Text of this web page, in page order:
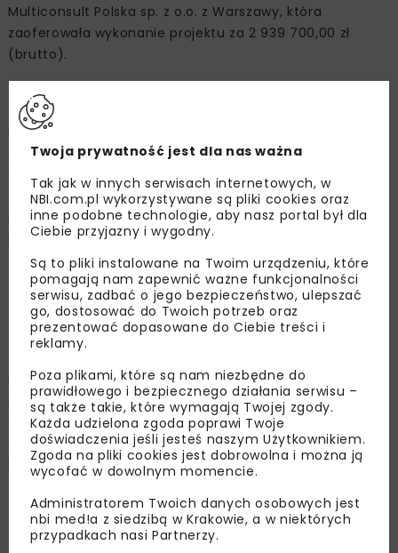
Multiconsult Polska sp. z o.o. z Warszawy, która
zaoferowała wykonanie projektu za 2 939 700,00 zł
(brutto).
Pierwsze postępowanie
Przetarg na zaprojektowanie i budowę obu części
obwodnicy Poręby i Zawiercia unieważniono, bowiem
ceny najkorzystniejszych ofert przewyższyły kwoty, które
zamierzaliśmy przeznaczyć na sfinansowanie
przedsięwzięcia. Ogłoszono nowe postępowania
przetargowe, oddzielnie dla odcinka I Siewierz –
Zawiercie i dla odcinka II m. Zawiercie (Kromołów –
Żerkowice). Podjęliśmy również decyzję o zmianie
formuły realizacji tych zadań.
Odcinek I
Realizowany jest w formule „Projektuj i buduj”. Umowa
na zaprojektowanie i wybudowanie tego odcinka
obwodnicy Poręby i Zawiercia podpisana została 23
grudnia 2019 r. To odcinek obwodnicy o długości 16,664
km, w ciągu DK78 biegnący przez Siewierz, Porębę do
Odcinek II
Twoja prywatność jest dla nas ważna
Tak jak w innych serwisach internetowych, w
NBI.com.pl wykorzystywane są pliki cookies oraz
inne podobne technologie, aby nasz portal był dla
Ciebie przyjazny i wygodny.
Są to pliki instalowane na Twoim urządzeniu, które
pomagają nam zapewnić ważne funkcjonalności
serwisu, zadbać o jego bezpieczeństwo, ulepszać
go, dostosować do Twoich potrzeb oraz
prezentować dopasowane do Ciebie treści i
reklamy.
Poza plikami, które są nam niezbędne do
prawidłowego i bezpiecznego działania serwisu –
są także takie, które wymagają Twojej zgody.
Każda udzielona zgoda poprawi Twoje
doświadczenia jeśli jesteś naszym Użytkownikiem.
Zgoda na pliki cookies jest dobrowolna i można ją
wycofać w dowolnym momencie.
Administratorem Twoich danych osobowych jest
nbi med!a z siedzibą w Krakowie, a w niektórych
przypadkach nasi Partnerzy.